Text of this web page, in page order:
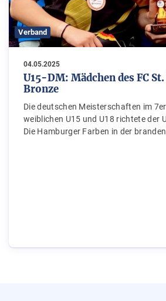
Verband
04.05.2025
U15-DM: Mädchen des FC
Bronze
Die deutschen Meisterschaften im
weiblichen U15 und U18 richtete der
Die Hamburger Farben in der